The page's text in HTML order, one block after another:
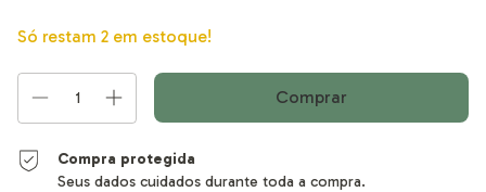
Só restam 2 em estoque!
Compra protegida
Seus dados cuidados durante toda a compra.